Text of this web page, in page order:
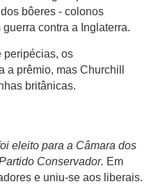
bôeres - colonos
contra a Inglaterra.
peripécias, os
a prêmio, mas Churchill
britânicas.
eleito para a Câmara dos
Conservador. Em
e uniu-se aos liberais.